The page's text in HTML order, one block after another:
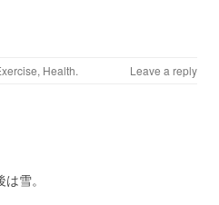
, Health. Leave a reply
雪。